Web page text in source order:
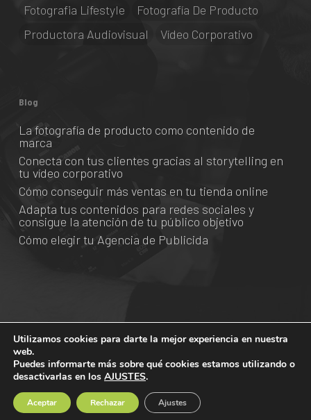
Fotografia Lifestyle
Fotografía De Producto
Productora Audiovisual
Vídeo Corporativo
Blog
La fotografía de producto como contenido de
marca
Conecta con tus clientes gracias al storytelling en
tu vídeo corporativo
Cómo conseguir más ventas en tu tienda online
Adapta tus contenidos para redes sociales y
consigue la atención de tu público objetivo
Cómo elegir tu Agencia de Publicida
© 2026 Grado Creativo.
facebookvimeo linkedin
Utilizamos cookies para darte la mejor experiencia en nuestra
web.
Puedes informarte más sobre qué cookies estamos utilizando o
desactivarlas en los AJUSTES.
Aceptar Rechazar Ajustes